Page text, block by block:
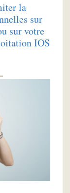
la
sur
sur votre
IOS